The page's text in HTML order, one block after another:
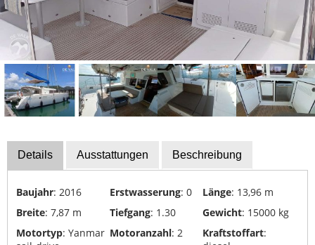
Messekalender
Sachverständige
Segel-
&
Sportbootschulen
Yacht-
Recycling
&
Entsorgung
Details Ausstattungen Beschreibung
Baujahr: 2016 Erstwasserung: 0 Länge: 13,96 m
Breite: 7,87 m Tiefgang: 1.30 Gewicht: 15000 kg
Motortyp: Yanmar Motoranzahl: 2 Kraftstoffart: